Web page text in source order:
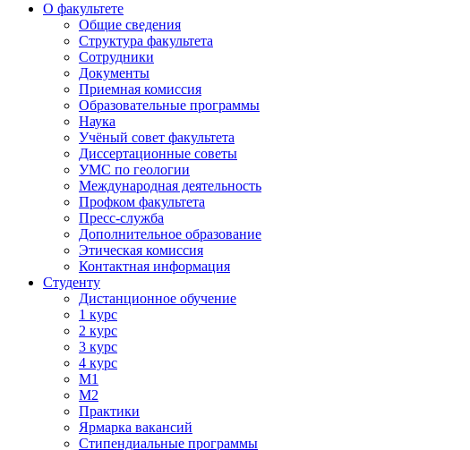
О факультете
Общие сведения
Структура факультета
Сотрудники
Документы
Приемная комиссия
Образовательные программы
Наука
Учёный совет факультета
Диссертационные советы
УМС по геологии
Международная деятельность
Профком факультета
Пресс-служба
Дополнительное образование
Этическая комиссия
Контактная информация
Студенту
Дистанционное обучение
1 курс
2 курс
3 курс
4 курс
М1
М2
Практики
Ярмарка вакансий
Стипендиальные программы